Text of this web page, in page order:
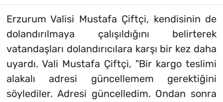
Erzurum Valisi Mustafa Çiftçi, kendisinin de
dolandırılmaya çalışıldığını belirterek
vatandaşları dolandırıcılara karşı bir kez daha
uyardı. Vali Mustafa Çiftçi, "Bir kargo teslimi
alakalı adresi güncellemem gerektiğini
söylediler. Adresi güncelledim. Ondan sonra